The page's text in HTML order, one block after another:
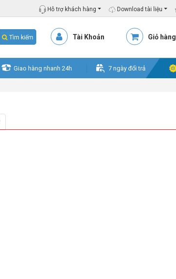
Hỗ trợ khách hàng Download tài liệu
Tìm kiếm Tài Khoản Giỏ hàng
Giao hàng nhanh 24h 7 ngày đổi trả